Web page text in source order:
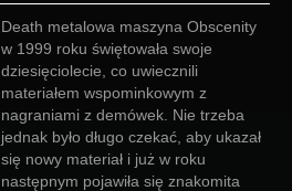
Death metalowa maszyna Obscenity
w 1999 roku świętowała swoje
dziesięciolecie, co uwiecznili
materiałem wspominkowym z
nagraniami z demówek. Nie trzeba
jednak było długo czekać, aby ukazał
się nowy materiał i już w roku
następnym pojawiła się znakomita